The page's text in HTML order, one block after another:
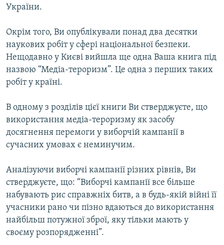
України.
Окрім того, Ви опублікували понад два десятки
наукових робіт у сфері національної безпеки.
Нещодавно у Києві вийшла ще одна Ваша книга під
назвою “Медіа-тероризм”. Це одна з перших таких
робіт у країні.
В одному з розділів цієї книги Ви стверджуєте, що
використання медіа-тероризму як засобу
досягнення перемоги у виборчій кампанії в
сучасних умовах є неминучим.
Аналізуючи виборчі кампанії різних рівнів, Ви
стверджуєте, що: “Виборчі кампанії все більше
набувають рис справжніх битв, а в будь-якій війні її
учасники рано чи пізно вдаються до використання
найбільш потужної зброї, яку тільки мають у
своєму розпорядженні”.